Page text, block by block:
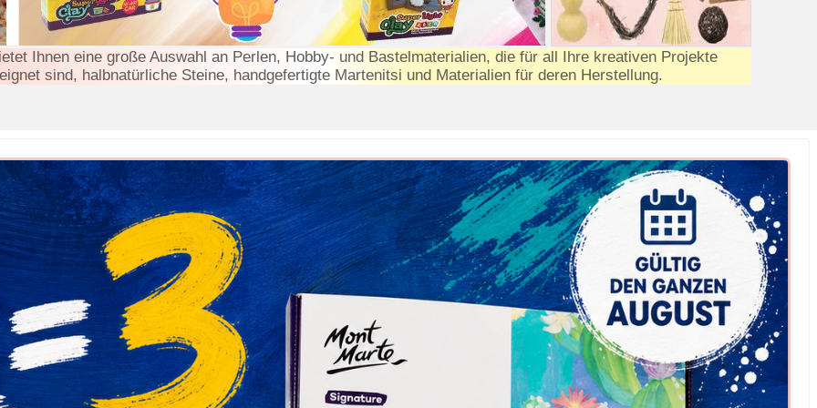
Ihnen eine große Auswahl an Perlen, Hobby- und Bastelmaterialien, die für all Ihre kreativen Projekte
sind, halbnatürliche Steine, handgefertigte Martenitsi und Materialien für deren Herstellung.